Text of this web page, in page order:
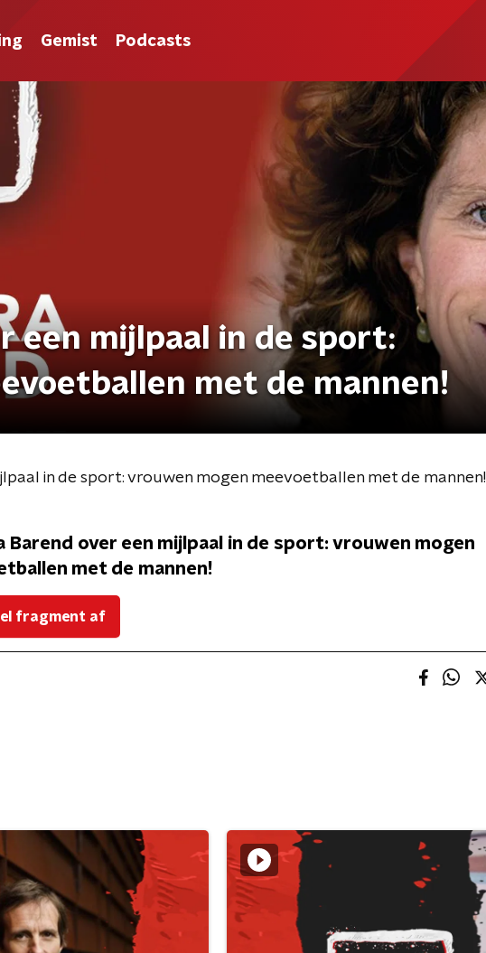
Gemist Podcasts
een mijlpaal in de sport:
met de mannen!
in de sport: vrouwen mogen meevoetballen met de mannen!
Barend over een mijlpaal in de sport: vrouwen mogen
met de mannen!
fragment af